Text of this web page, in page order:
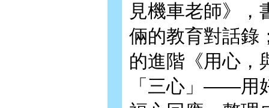
見機車老師》，
倆的教育對話錄
的進階《用心，
「三心」——用